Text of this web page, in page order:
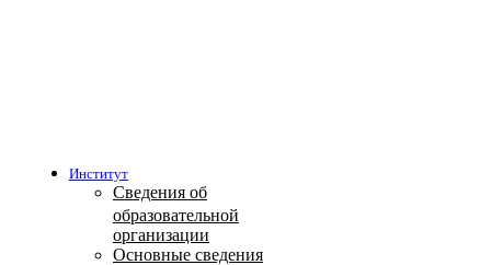
Институт
Сведения об
образовательной
организации
Основные сведения